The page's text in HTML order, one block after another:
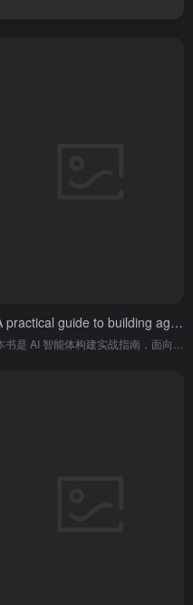
A practical guide to building agents